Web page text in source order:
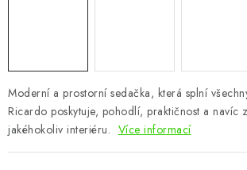
VÝPRODEJ
Vše o nákupu Info
Reklamace a
Bonusový program NBM+
Moderní a prostorní sedačka, která splní
Ricardo poskytuje, pohodlí, praktičnost a navíc
jakéhokoliv interiéru. Více informací